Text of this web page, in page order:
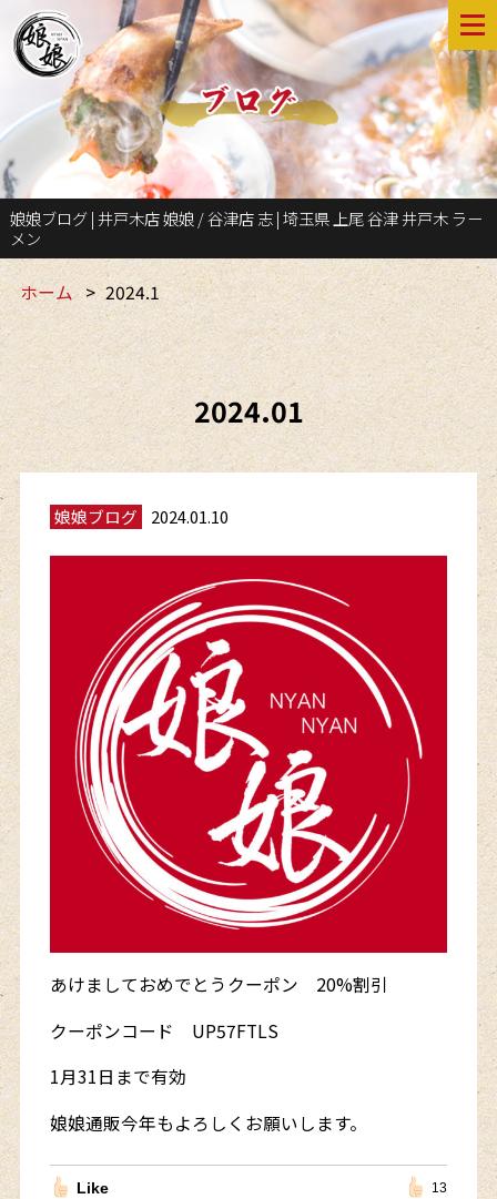
娘娘ブログ | 井戸木店 娘娘 / 谷津店 志 | 埼玉県 上尾 谷津 井戸木 ラー
メン
ホーム 2024.1
2024.01
娘娘ブログ 2024.01.10
あけましておめでとうクーポン 20%割引
クーポンコード UP57FTLS
1月31日まで有効
娘娘通販今年もよろしくお願いします。
Like 13